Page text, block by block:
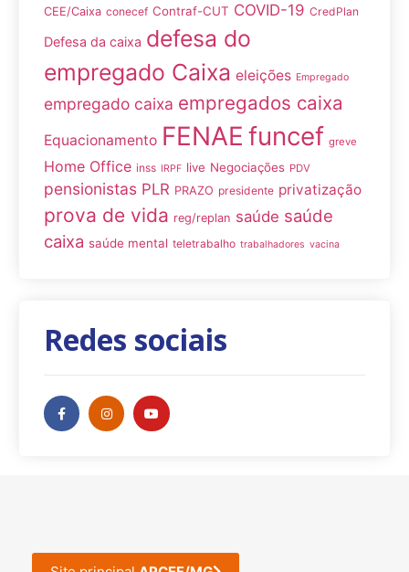
CEE/Caixa conecef Contraf-CUT COVID-19 CredPlan
Defesa da caixa defesa do
empregado Caixa eleições Empregado
empregado caixa empregados caixa
Equacionamento FENAE funcef greve
Home Office inss IRPF live Negociações PDV
pensionistas PLR PRAZO presidente privatização
prova de vida reg/replan saúde saúde
caixa saúde mental teletrabalho trabalhadores vacina
Redes sociais